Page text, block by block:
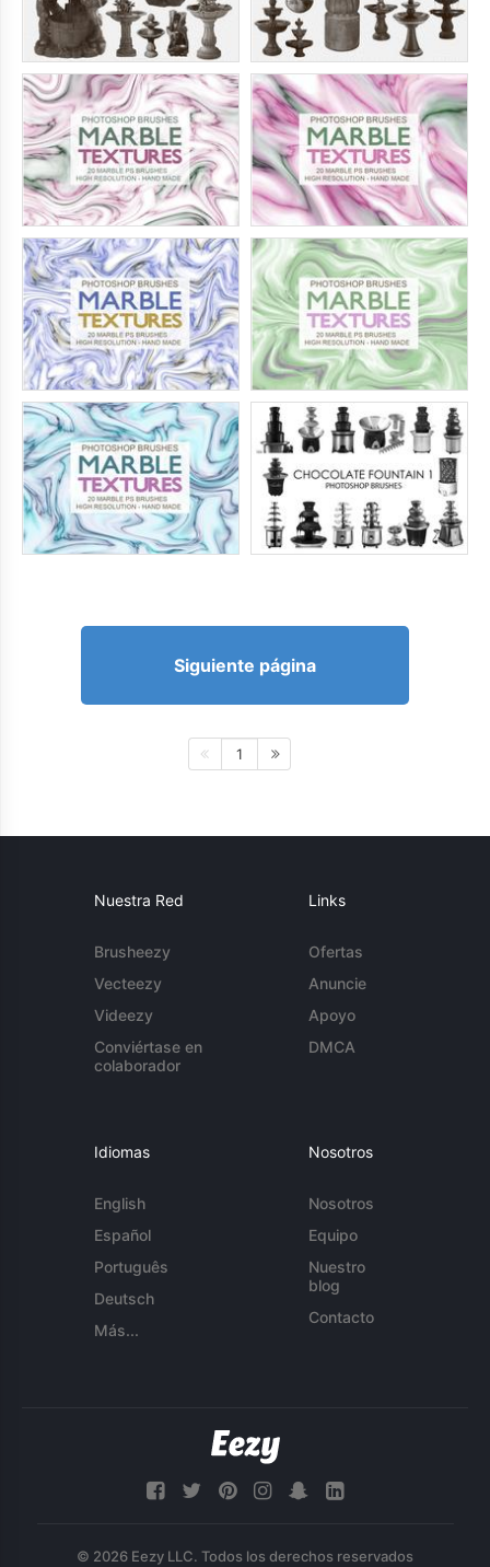
Siguiente página
1
Nuestra Red
Brusheezy
Vecteezy
Videezy
Conviértase en
colaborador
Links
Ofertas
Anuncie
Apoyo
DMCA
Idiomas
English
Español
Português
Deutsch
Más...
Nosotros
Nosotros
Equipo
Nuestro
blog
Contacto
© 2026 Eezy LLC. Todos los derechos reservados